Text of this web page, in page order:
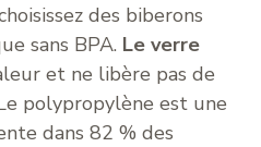
des biberons
sans BPA. Le verre
et ne libère pas de
polypropylène est une
dans 82 % des